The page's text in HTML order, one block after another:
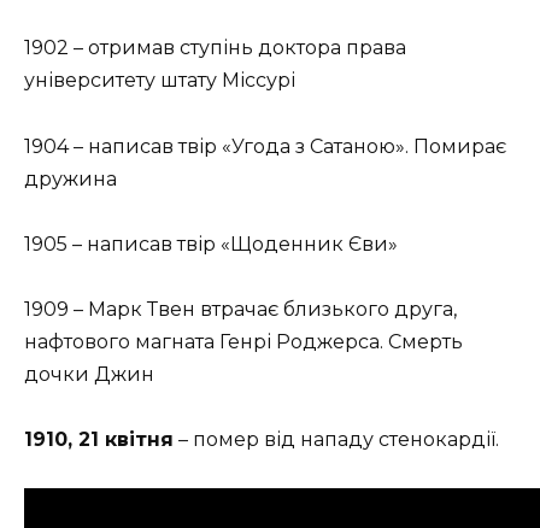
1902 – отримав ступінь доктора права
університету штату Міссурі
1904 – написав твір «Угода з Сатаною». Помирає
дружина
1905 – написав твір «Щоденник Єви»
1909 – Марк Твен втрачає близького друга,
нафтового магната Генрі Роджерса. Смерть
дочки Джин
1910, 21 квітня – помер від нападу стенокардії.